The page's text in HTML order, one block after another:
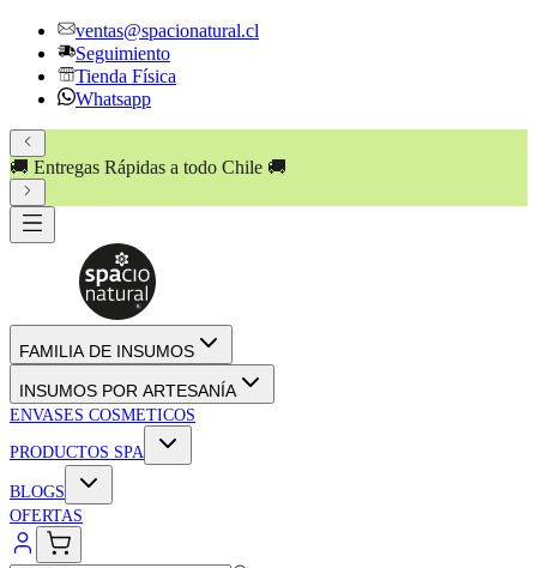
ventas@spacionatural.cl
Seguimiento
Tienda Física
Whatsapp
🚚 Entregas Rápidas a todo Chile 🚚
FAMILIA DE INSUMOS
INSUMOS POR ARTESANÍA
ENVASES COSMETICOS
PRODUCTOS SPA
BLOGS
OFERTAS